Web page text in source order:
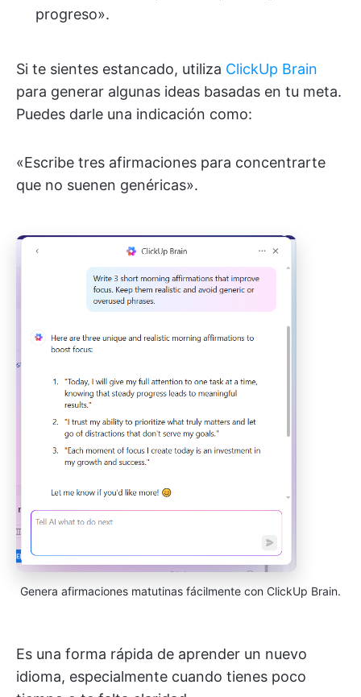
progreso».
Si te sientes estancado, utiliza ClickUp Brain
para generar algunas ideas basadas en tu meta.
Puedes darle una indicación como:
«Escribe tres afirmaciones para concentrarte
que no suenen genéricas».
Genera afirmaciones matutinas fácilmente con ClickUp Brain.
Es una forma rápida de aprender un nuevo
idioma, especialmente cuando tienes poco